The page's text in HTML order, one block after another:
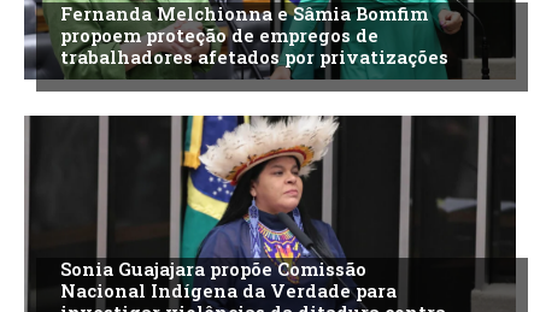
Fernanda Melchionna e Sâmia Bomfim
propoem proteção de empregos de
trabalhadores afetados por privatizações
Sonia Guajajara propõe Comissão
Nacional Indígena da Verdade para